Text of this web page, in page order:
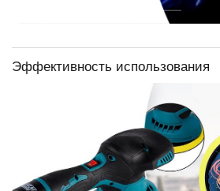
Эффективность использования